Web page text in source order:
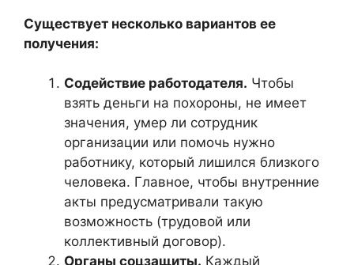
Существует несколько вариантов ее
получения:
Содействие работодателя. Чтобы
взять деньги на похороны, не имеет
значения, умер ли сотрудник
организации или помочь нужно
работнику, который лишился близкого
человека. Главное, чтобы внутренние
акты предусматривали такую
возможность (трудовой или
коллективный договор).
Органы соцзащиты. Каждый